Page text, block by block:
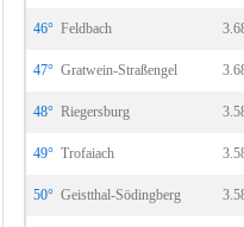
46° Feldbach
47° Gratwein-Straßengel
48° Riegersburg
49° Trofaiach
50° Geistthal-Södingberg